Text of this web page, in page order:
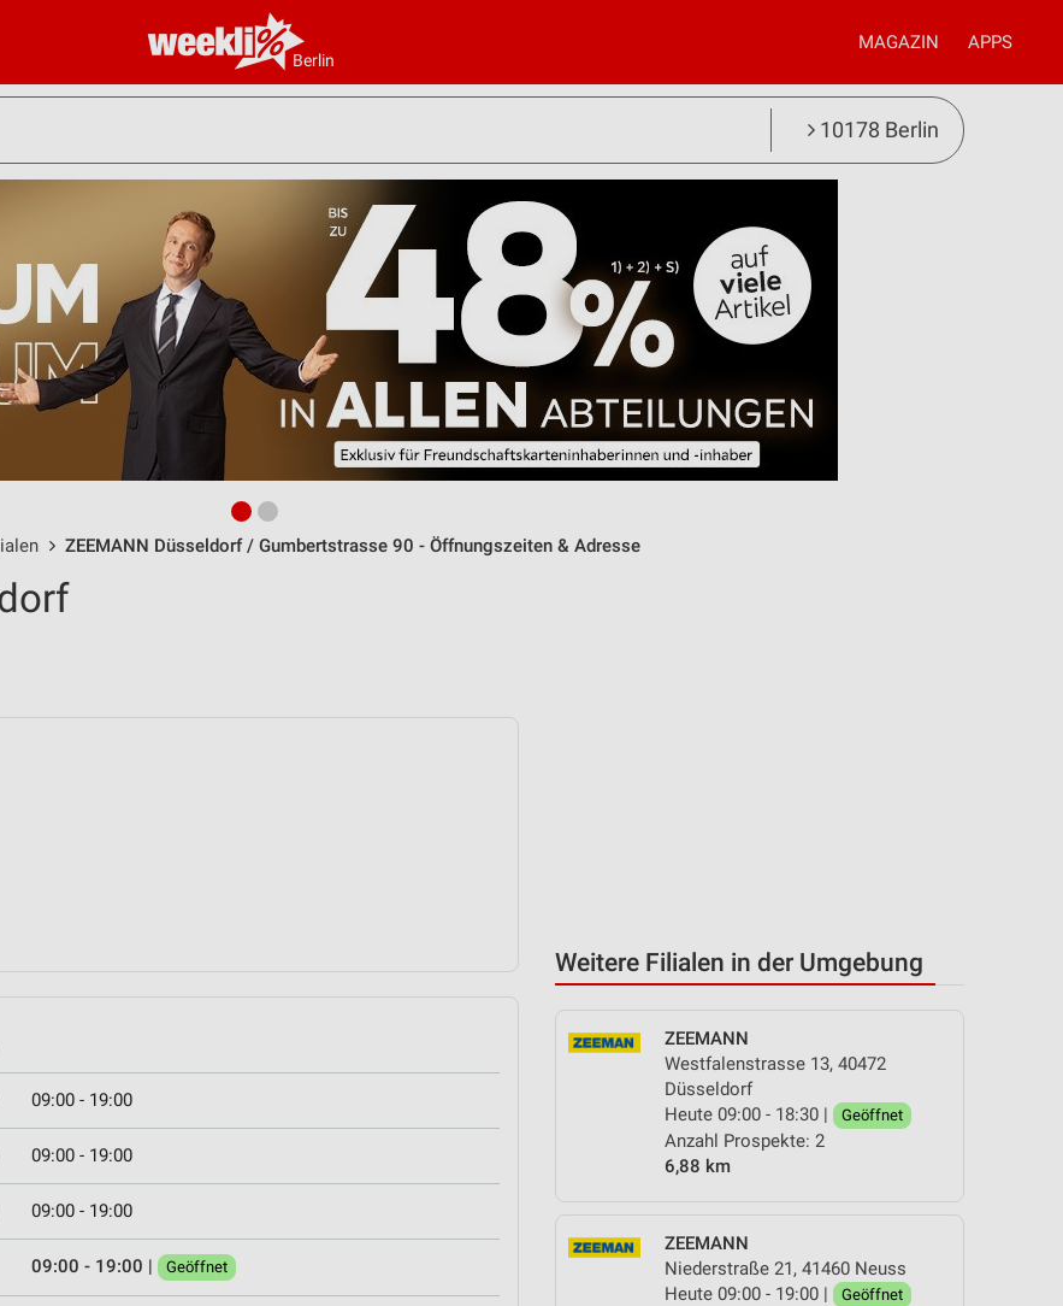
Berlin
MAGAZIN APPS
10178 Berlin
ZEEMANN Düsseldorf / Gumbertstrasse 90 - Öffnungszeiten & Adresse
Weitere Filialen in der Umgebung
ZEEMANN
Westfalenstrasse 13, 40472
Düsseldorf
Heute 09:00 - 18:30 |
Geöffnet
Anzahl Prospekte: 2
6,88 km
ZEEMANN
Niederstraße 21, 41460 Neuss
Heute 09:00 - 19:00 |
Geöffnet
09:00 - 19:00
09:00 - 19:00
09:00 - 19:00
09:00 - 19:00 | Geöffnet